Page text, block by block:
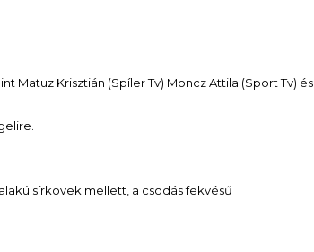
Matuz Krisztián (Spíler Tv) Moncz Attila (Sport Tv) és
sírkövek mellett, a csodás fekvésű